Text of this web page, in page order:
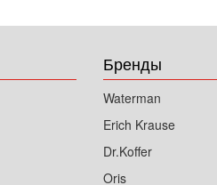
Бренды
Waterman
Erich Krause
Dr.Koffer
Oris